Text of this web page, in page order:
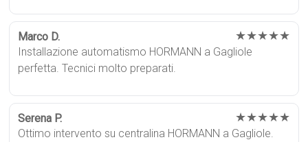
Marco D. ★★★★★
Installazione automatismo HORMANN a Gagliole
perfetta. Tecnici molto preparati.
Serena P. ★★★★★
Ottimo intervento su centralina HORMANN a Gagliole.